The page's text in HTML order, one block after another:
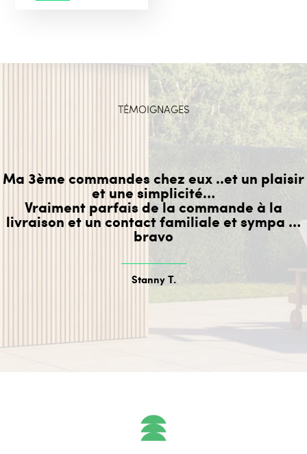
TÉMOIGNAGES
Ma 3ème commandes chez eux ..et un plaisir
et une simplicité…
Vraiment parfais de la commande à la
livraison et un contact familiale et sympa …
bravo
Stanny T.